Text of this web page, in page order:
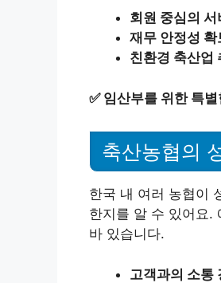
회원 중심의
재무 안정성 확
친환경 축산업
✅ 임산부를 위한 특
축산농협의
한국 내 여러 농협이
한지를 알 수 있어요.
바 있습니다.
고객과의 소통